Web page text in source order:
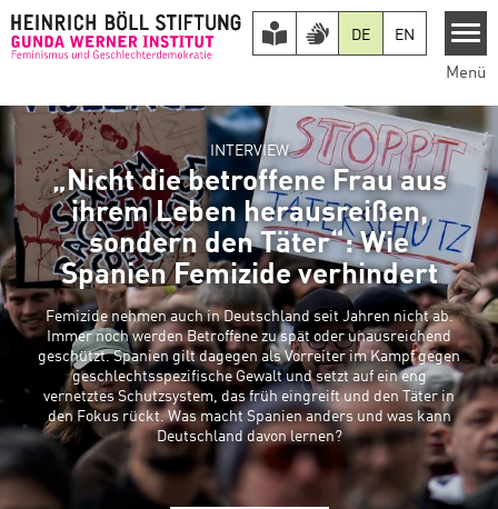
DE
EN
Menü
INTERVIEW
„Nicht die betroffene Frau aus
ihrem Leben herausreißen,
sondern den Täter“: Wie
Spanien Femizide verhindert
Femizide nehmen auch in Deutschland seit Jahren nicht ab.
Immer noch werden Betroffene zu spät oder unausreichend
geschützt. Spanien gilt dagegen als Vorreiter im Kampf gegen
geschlechtsspezifische Gewalt und setzt auf ein eng
vernetztes Schutzsystem, das früh eingreift und den Täter in
den Fokus rückt. Was macht Spanien anders und was kann
Deutschland davon lernen?